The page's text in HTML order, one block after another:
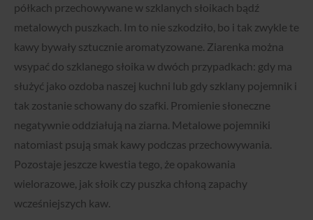
półkach przechowywane w szklanych słoikach bądź
metalowych puszkach. Im to nie szkodziło, bo i tak zwykle te
kawy bywały sztucznie aromatyzowane. Ziarenka można
wsypać do szklanego słoika w dwóch przypadkach: gdy ma
służyć jako ozdoba naszej kuchni lub gdy szklany pojemnik i
tak zostanie schowany do szafki. Promienie słoneczne
negatywnie oddziałują na ziarna. Metalowe pojemniki
natomiast psują smak kawy podczas przechowywania.
Pozostaje jeszcze kwestia tego, że opakowania
wielorazowe, jak słoik czy puszka chłoną zapachy
wcześniejszych kaw.